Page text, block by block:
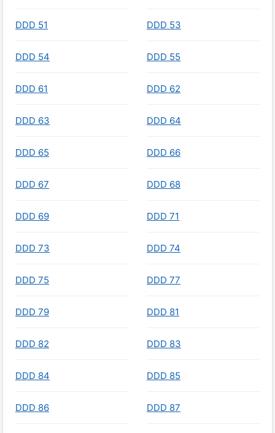
DDD 51 DDD 53
DDD 54 DDD 55
DDD 61 DDD 62
DDD 63 DDD 64
DDD 65 DDD 66
DDD 67 DDD 68
DDD 69 DDD 71
DDD 73 DDD 74
DDD 75 DDD 77
DDD 79 DDD 81
DDD 82 DDD 83
DDD 84 DDD 85
DDD 86 DDD 87